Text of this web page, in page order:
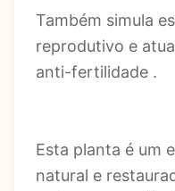
Também simula
reprodutivo e
anti-fertilidade .
Esta planta é um
natural e